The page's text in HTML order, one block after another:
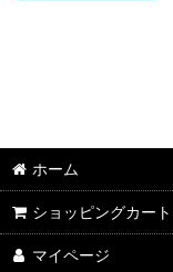
ホーム
ショッピングカート
マイページ